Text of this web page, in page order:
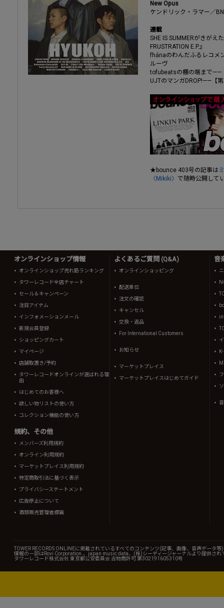
New Opus
ケンドリック・ラマー／
連載
SHE IS SUMMERがきがえ
FRUSTRATION E.P.』
fhánaのわんだふるレコメ
ルーヴ
tofubeatsの棚の端まで——
UJTのマンガDROP!——【
★bounce 403号の記事は
〈Mikiki〉 で随時公開して
オンラインショップ情報
オンラインショップ売れ筋ランキング
タワーレコード全店チャート
セール＆キャンペーン
注目アイテム
インフォメーションメール
新規会員登録
ショッピングカート
マイページ
店舗取置き/予約
タワーレコードオンラインが選ばれる理
由
はじめてのお客様へ
欲しい物リストの使い方
コレクション機能の使い方
規約、その他
メンバーズ利用規約
オンライン利用規約
マーケットプレイス利用規約
特定商取引法に基づく表示
プライバシーステートメント
広告停止について
酒類販売管理者標識
よくあるご質問 (Q&A)
オンラインショッピング
配送単位
注文の確認
キャンセル
交換・返品
For International Customers
お知らせ
マーケットプレイス
マーケットプレイスはじめてガイド
音
TOWER RECORDS ONLINEに掲載されているすべてのコンテンツ(記事、画像、音声データ
情報の一部はRovi Corporation.、japan music data、(株)シーディージャーナルより提供され
タワーレコード株式会社 東京都公安委員会 古物商許可 第302191605310号